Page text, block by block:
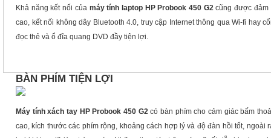
Khả năng kết nối của máy tính laptop HP Probook 450 G2cũng được đảm
cao, kết nối không dây Bluetooth 4.0, truy cập Internet thông qua Wi-fi hay
đọc thẻ và ổ đĩa quang DVD đầy tiện lợi.
BÀN PHÍM TIỆN LỢI
Máy tính xách tay HP Probook 450 G2có bàn phím cho cảm giác bấm
cao, kích thước các phím rộng, khoảng cách hợp lý và độ đàn hồi tốt, ngoài